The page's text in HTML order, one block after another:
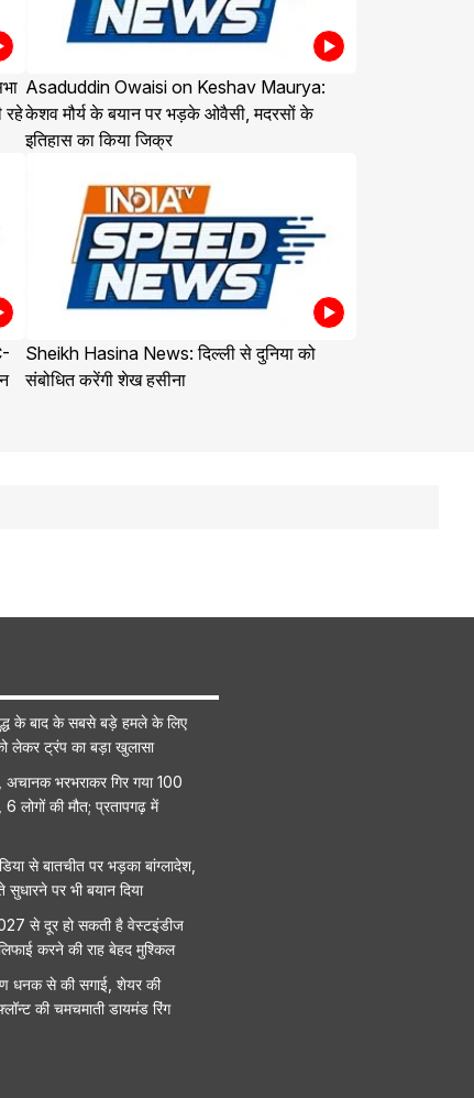
रहे
Asaduddin Owaisi on Keshav Maurya:
केशव मौर्य के बयान पर भड़के ओवैसी, मदरसों के
इतिहास का किया जिक्र
Sheikh Hasina News: दिल्ली से दुनिया को
संबोधित करेंगी शेख हसीना
के बाद के सबसे बड़े हमले के लिए
लेकर ट्रंप का बड़ा खुलासा
अचानक भरभराकर गिर गया 100
6 लोगों की मौत; प्रतापगढ़ में
से बातचीत पर भड़का बांग्लादेश,
सुधारने पर भी बयान दिया
से दूर हो सकती है वेस्टइंडीज
करने की राह बेहद मुश्किल
धनक से की सगाई, शेयर की
की चमचमाती डायमंड रिंग